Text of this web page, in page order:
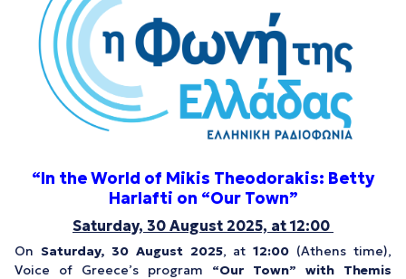
“In the World of Mikis Theodorakis: Betty
Harlafti on “Our Town”
Saturday, 30 August 2025, at 12:00
On Saturday, 30 August 2025, at12:00 (Athens time),
Voice of Greece’s program “Our Town” with Themis